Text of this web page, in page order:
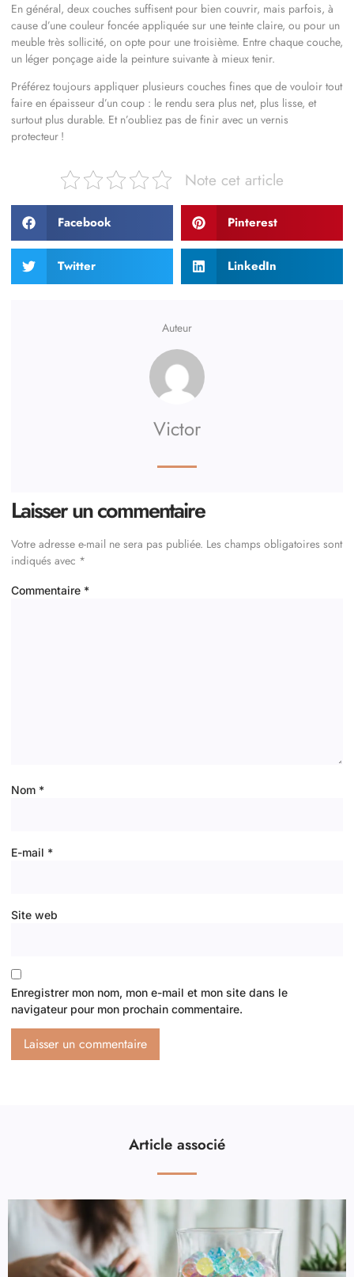
En général, deux couches suffisent pour bien couvrir, mais parfois, à
cause d’une couleur foncée appliquée sur une teinte claire, ou pour un
meuble très sollicité, on opte pour une troisième. Entre chaque couche,
un léger ponçage aide la peinture suivante à mieux tenir.
Préférez toujours appliquer plusieurs couches fines que de vouloir tout
faire en épaisseur d’un coup : le rendu sera plus net, plus lisse, et
surtout plus durable. Et n’oubliez pas de finir avec un vernis
protecteur !
Note cet article
Facebook Pinterest
Twitter LinkedIn
Auteur
Victor
Laisser un commentaire
Votre adresse e-mail ne sera pas publiée. Les champs obligatoires sont
indiqués avec *
Commentaire *
Nom *
E-mail *
Site web
Enregistrer mon nom, mon e-mail et mon site dans le
navigateur pour mon prochain commentaire.
Article associé